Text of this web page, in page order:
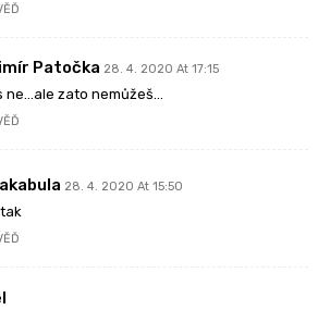
Patočka 28. 4. 2020 At 17:15
ne…ale zato nemůžeš…
28. 4. 2020 At 15:50